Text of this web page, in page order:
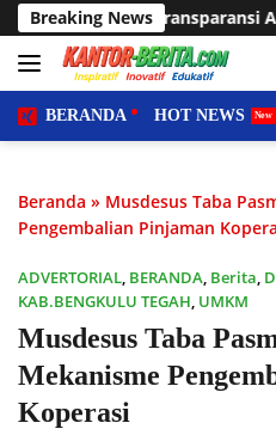
Langsung
ke
konten
Breaking News
Anggaran Sering
BERANDA HOT NEWS
Beranda » Musdesus Taba
Pengembalian Pinjaman
ADVERTORIAL, BERANDA, Berita,
KAB.BENGKULU TEGAH, UMKM
Musdesus Taba
Mekanisme
Koperasi